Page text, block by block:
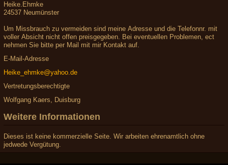
Heike.Ehmke
24537 Neumünster
Um Missbrauch zu vermeiden sind meine Adresse und die Telefonnr. mit
voller Absicht nicht offen preisgegeben. Bei eventuellen Problemen, ect
nehmen Sie bitte per Mail mit mir Kontakt auf.
E-Mail-Adresse
Heike_ehmke@yahoo.de
Vertretungsberechtigte
Wolfgang Kaers, Duisburg
Weitere Informationen
Dieses ist keine kommerzielle Seite. Wir arbeiten ehrenamtlich ohne
jedwede Vergütung.